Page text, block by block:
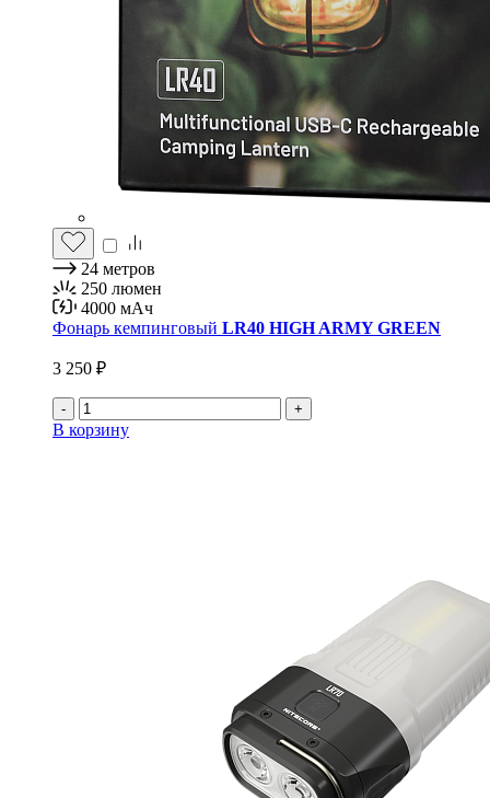
24 метров
250 люмен
4000 мАч
Фонарь кемпинговый LR40 HIGH ARMY GREEN
3 250 ₽
- +
В корзину